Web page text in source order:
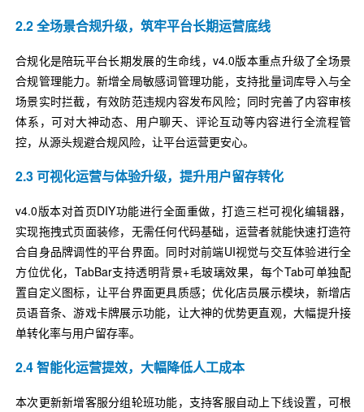
2.2 全场景合规升级，筑牢平台长期运营底线
合规化是陪玩平台长期发展的生命线，v4.0版本重点升级了全场景
合规管理能力。新增全局敏感词管理功能，支持批量词库导入与全
场景实时拦截，有效防范违规内容发布风险；同时完善了内容审核
体系，可对大神动态、用户聊天、评论互动等内容进行全流程管
控，从源头规避合规风险，让平台运营更安心。
2.3 可视化运营与体验升级，提升用户留存转化
v4.0版本对首页DIY功能进行全面重做，打造三栏可视化编辑器，
实现拖拽式页面装修，无需任何代码基础，运营者就能快速打造符
合自身品牌调性的平台界面。同时对前端UI视觉与交互体验进行全
方位优化，TabBar支持透明背景+毛玻璃效果，每个Tab可单独配
置自定义图标，让平台界面更具质感；优化店员展示模块，新增店
员语音条、游戏卡牌展示功能，让大神的优势更直观，大幅提升接
单转化率与用户留存率。
2.4 智能化运营提效，大幅降低人工成本
本次更新新增客服分组轮班功能，支持客服自动上下线设置，可根